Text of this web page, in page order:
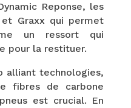
Reponse, les
Graxx qui permet
un ressort qui
pour la restituer.
alliant technologies,
fibres de carbone
est crucial. En